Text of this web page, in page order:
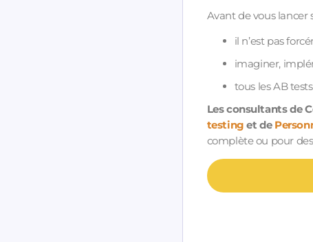
Avant de vous lancer
il n’est pas
imaginer,
tous les AB
Les consultants de
testing et de
complète ou pour